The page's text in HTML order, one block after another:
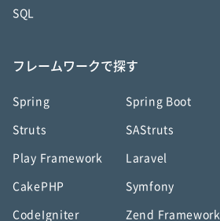
SQL
フレームワークで探す
Spring Spring Boot
Struts SAStruts
Play Framework Laravel
CakePHP Symfony
CodeIgniter Zend Framework